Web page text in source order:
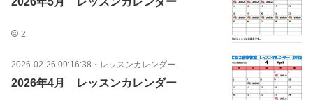
2
2026-02-26 09:16:38 ・ レッスンカレンダー
2026年4月 レッスンカレンダー